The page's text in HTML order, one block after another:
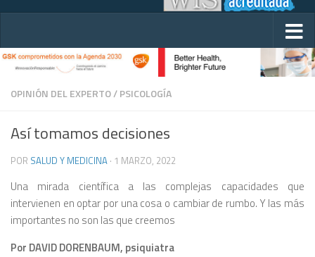
OPINIÓN DEL EXPERTO/PSICOLOGÍA
Así tomamos decisiones
POR SALUD Y MEDICINA · 1 MARZO, 2022
Una mirada científica a las complejas capacidades que
intervienen en optar por una cosa o cambiar de rumbo. Y las más
importantes no son las que creemos
Por DAVID DORENBAUM, psiquiatra